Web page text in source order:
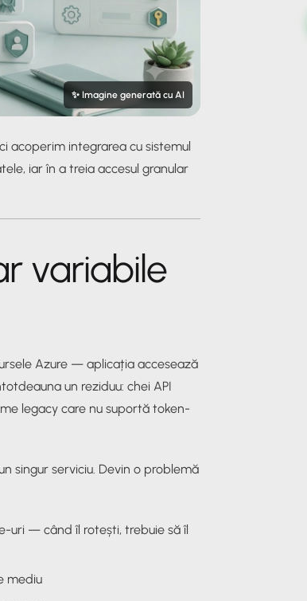
✨ Imagine generată cu AI
acoperim integrarea cu sistemul
iar în a treia accesul granular
variabile
Azure — aplicația accesează
un reziduu: chei API
legacy care nu suportă token-
singur serviciu. Devin o problemă
uri — când îl rotești, trebuie să îl
mediu